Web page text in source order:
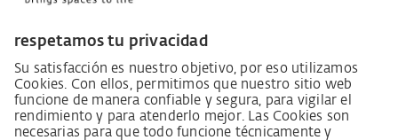
Código de conducta para proveedores
Ficha informativa LkSG (Ley sobre el deber de
Declaración de principios sobre la estrategia de
derechos humanos
Procedimiento de reclamación según §§ 8, 9 de la ley